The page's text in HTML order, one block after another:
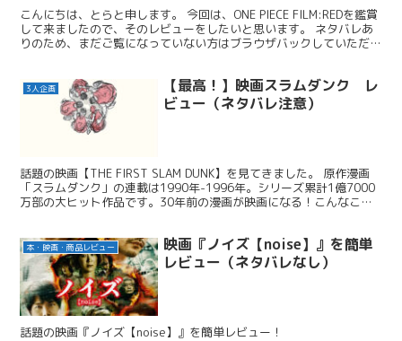
こんにちは、とらと申します。 今回は、ONE PIECE FILM:REDを鑑賞
して来ましたので、そのレビューをしたいと思います。 ネタバレあ
りのため、まだご覧になっていない方はブラウザバックしていただけ
3人企画
【最高！】映画スラムダンク レ
ビュー（ネタバレ注意）
話題の映画【THE FIRST SLAM DUNK】を見てきました。 原作漫画
「スラムダンク」の連載は1990年-1996年。シリーズ累計1億7000
万部の大ヒット作品です。30年前の漫画が映画になる！こんなこと
本・映画・商品レビュー
映画『ノイズ【noise】』を簡単
レビュー（ネタバレなし）
話題の映画『ノイズ【noise】』を簡単レビュー！